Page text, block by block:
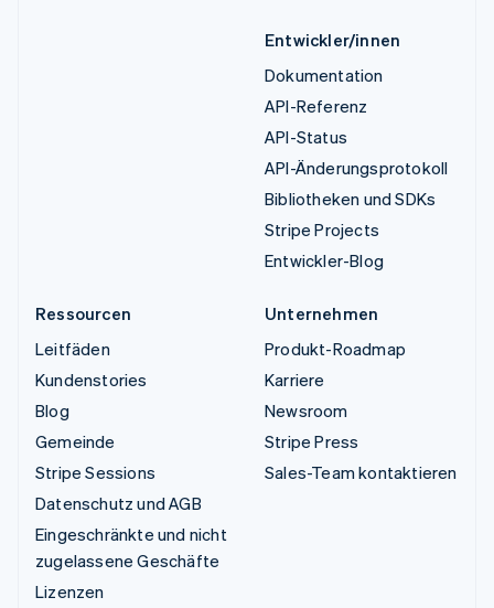
Entwickler/innen
Dokumentation
API-Referenz
API-Status
API-Änderungsprotokoll
Bibliotheken und SDKs
Stripe Projects
Entwickler-Blog
Ressourcen
Leitfäden
Kundenstories
Blog
Gemeinde
Stripe Sessions
Datenschutz und AGB
Eingeschränkte und nicht
zugelassene Geschäfte
Lizenzen
Unternehmen
Produkt-Roadmap
Karriere
Newsroom
Stripe Press
Sales-Team kontaktieren